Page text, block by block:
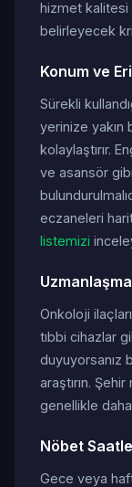
hizmet kalitesi
belirleyecek
Konum ve
Sürekli
yerinize
kolaylaştırır.
ve asansör
eczaneleri
listemizi
Onkoloji
tıbbi cihazlar
duyuyorsanız
araştırın.
genellikle
Nöbet
Gece veya